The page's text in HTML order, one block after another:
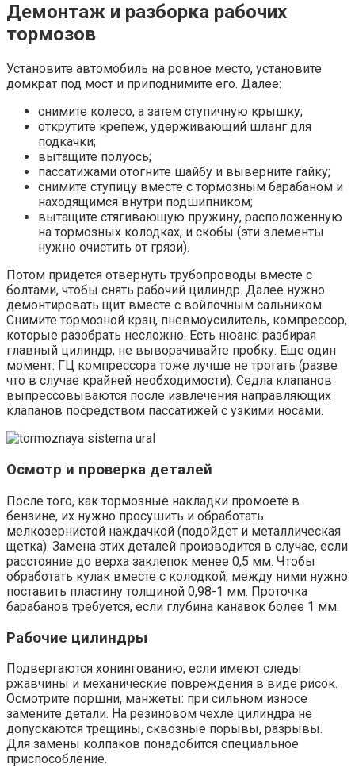
Демонтаж и разборка рабочих
тормозов
Установите автомобиль на ровное место, установите
домкрат под мост и приподнимите его. Далее:
снимите колесо, а затем ступичную крышку;
открутите крепеж, удерживающий шланг для
подкачки;
вытащите полуось;
пассатижами отогните шайбу и выверните гайку;
снимите ступицу вместе с тормозным барабаном и
находящимся внутри подшипником;
вытащите стягивающую пружину, расположенную
на тормозных колодках, и скобы (эти элементы
нужно очистить от грязи).
Потом придется отвернуть трубопроводы вместе с
болтами, чтобы снять рабочий цилиндр. Далее нужно
демонтировать щит вместе с войлочным сальником.
Снимите тормозной кран, пневмоусилитель, компрессор,
которые разобрать несложно. Есть нюанс: разбирая
главный цилиндр, не выворачивайте пробку. Еще один
момент: ГЦ компрессора тоже лучше не трогать (разве
что в случае крайней необходимости). Седла клапанов
выпрессовываются после извлечения направляющих
клапанов посредством пассатижей с узкими носами.
Осмотр и проверка деталей
После того, как тормозные накладки промоете в
бензине, их нужно просушить и обработать
мелкозернистой наждачкой (подойдет и металлическая
щетка). Замена этих деталей производится в случае, если
расстояние до верха заклепок менее 0,5 мм. Чтобы
обработать кулак вместе с колодкой, между ними нужно
поставить пластину толщиной 0,98-1 мм. Проточка
барабанов требуется, если глубина канавок более 1 мм.
Рабочие цилиндры
Подвергаются хонингованию, если имеют следы
ржавчины и механические повреждения в виде рисок.
Осмотрите поршни, манжеты: при сильном износе
замените детали. На резиновом чехле цилиндра не
допускаются трещины, сквозные порывы, разрывы.
Для замены колпаков понадобится специальное
приспособление.